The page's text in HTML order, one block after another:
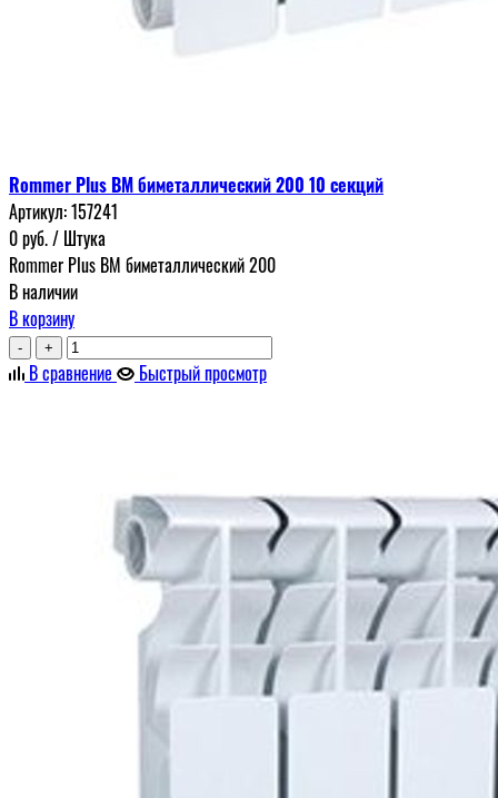
Rommer Plus BM биметаллический 200 10 секций
Артикул:157241
0руб./ Штука
Rommer Plus BM биметаллический 200
В наличии
В корзину
- +
В сравнение Быстрый просмотр